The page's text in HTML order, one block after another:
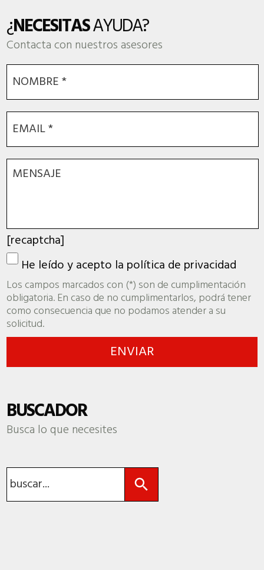
¿NECESITASAYUDA?
Contacta con nuestros asesores
[recaptcha]
He leído y acepto la política de privacidad
Los campos marcados con (*) son de cumplimentación
obligatoria. En caso de no cumplimentarlos, podrá tener
como consecuencia que no podamos atender a su
solicitud.
BUSCADOR
Busca lo que necesites